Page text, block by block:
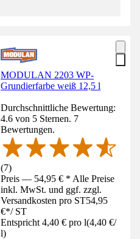
MODULAN 2203 WP-
Grundierfarbe weiß 12,5 l
Durchschnittliche Bewertung:
4.6 von 5 Sternen. 7
Bewertungen.
(7)
Preis — 54,95 € * Alle Preise
inkl. MwSt. und ggf. zzgl.
Versandkosten pro ST54,95
€*/ ST
Entspricht 4,40 € pro l(4,40 €/
l)